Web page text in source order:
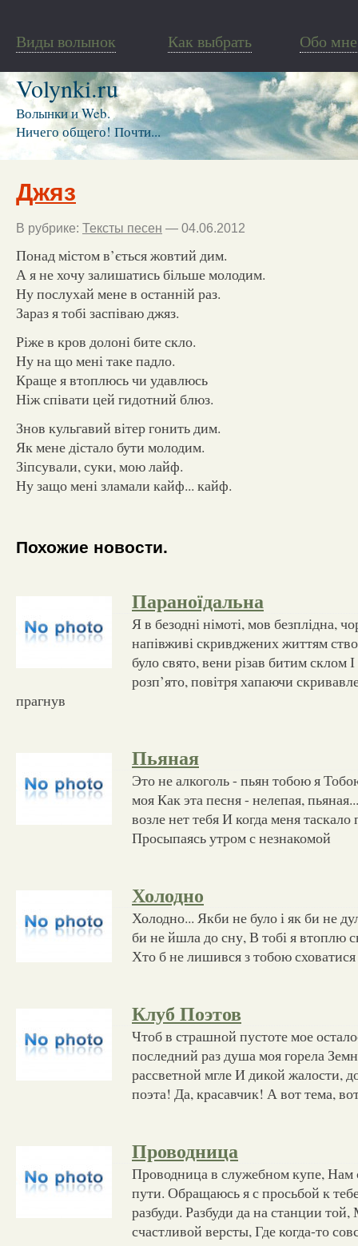
Виды волынок Как выбрать Обо мне
Volynki.ru
Волынки и Web.
Ничего общего! Почти...
Джяз
В рубрике: Тексты песен — 04.06.2012
Понад містом в’ється жовтий дим.
А я не хочу залишатись більше молодим.
Ну послухай мене в останній раз.
Зараз я тобі заспіваю джяз.
Ріже в кров долоні бите скло.
Ну на що мені таке падло.
Краще я втоплюсь чи удавлюсь
Ніж співати цей гидотний блюз.
Знов кульгавий вітер гонить дим.
Як мене дістало бути молодим.
Зіпсували, суки, мою лайф.
Ну защо мені зламали кайф... кайф.
Похожие новости.
Параноїдальна
Я в безодні німоті, мов безплідна,
напівживі скривджених життям
було свято, вени різав битим склом
розп’ято, повітря хапаючи
прагнув
Пьяная
Это не алкоголь - пьян тобою я
моя Как эта песня - нелепая,
возле нет тебя И когда меня
Просыпаясь утром с незнакомой
Холодно
Холодно... Якби не було і як би не
би не йшла до сну, В тобі я втоплю
Хто б не лишився з тобою сховатися
Клуб Поэтов
Чтоб в страшной пустоте мое
последний раз душа моя горела
рассветной мгле И дикой жалости,
поэта! Да, красавчик! А вот тема,
Проводница
Проводница в служебном купе, Нам
пути. Обращаюсь я с просьбой к
разбуди. Разбуди да на станции
счастливой версты, Где когда-то